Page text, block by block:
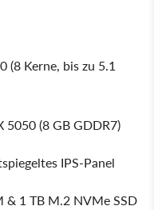
(8 Kerne, bis zu 5.1
5050 (8 GB GDDR7)
IPS-Panel
& 1 TB M.2 NVMe SSD